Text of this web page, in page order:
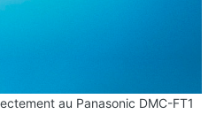
au Panasonic DMC-FT1